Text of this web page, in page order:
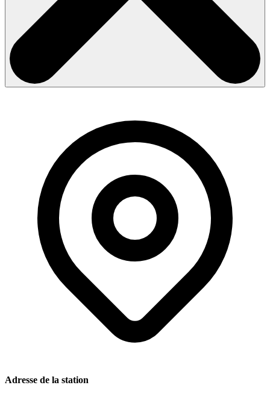
Adresse de la station